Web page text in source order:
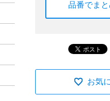
品番でま
お気